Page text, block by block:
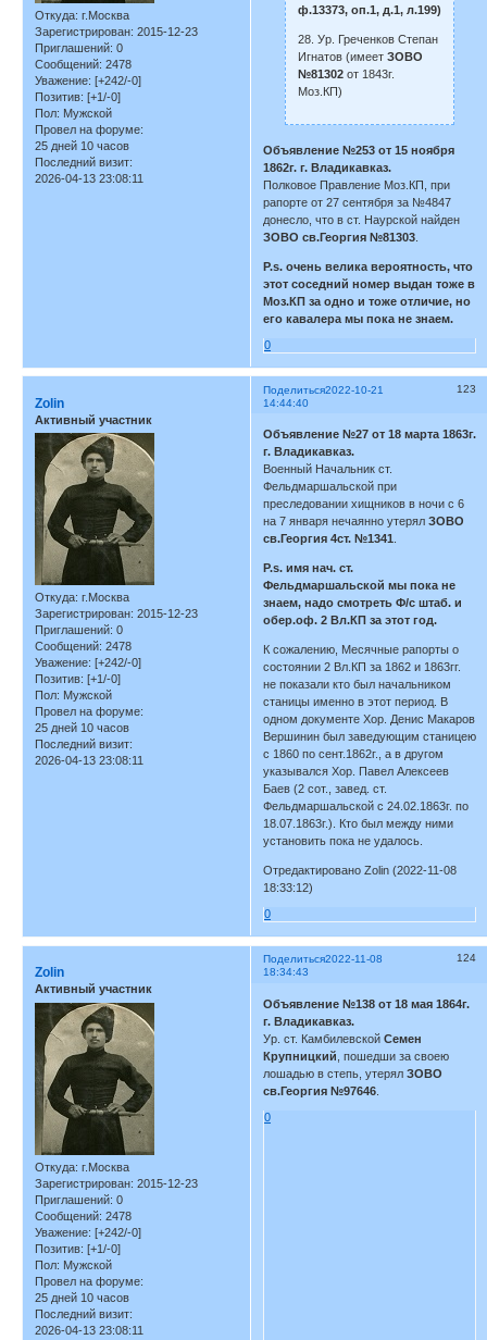
Откуда: г.Москва
Зарегистрирован: 2015-12-23
Приглашений: 0
Сообщений: 2478
Уважение: [+242/-0]
Позитив: [+1/-0]
Пол: Мужской
Провел на форуме:
25 дней 10 часов
Последний визит:
2026-04-13 23:08:11
ф.13373, оп.1, д.1, л.199)
28. Ур. Греченков Степан
Игнатов (имеет ЗОВО
№81302от 1843г.
Моз.КП)
Объявление №253 от 15 ноября
1862г. г. Владикавказ.
Полковое Правление Моз.КП, при
рапорте от 27 сентября за №4847
донесло, что в ст. Наурской найден
ЗОВО св.Георгия №81303
P.s. очень велика вероятность, что
этот соседний номер выдан тоже в
Моз.КП за одно и тоже отличие, но
его кавалера мы пока не знаем.
0
Поделиться 123
2022-10-21
14:44:40
Zolin
Активный участник
Откуда: г.Москва
Зарегистрирован: 2015-12-23
Приглашений: 0
Сообщений: 2478
Уважение: [+242/-0]
Позитив: [+1/-0]
Пол: Мужской
Провел на форуме:
25 дней 10 часов
Последний визит:
2026-04-13 23:08:11
Объявление №27 от 18 марта 1863г.
г. Владикавказ.
Военный Начальник ст.
Фельдмаршальской при
преследовании хищников в ночи с 6
на 7 января нечаянно утерялЗОВО
св.Георгия 4ст. №1341
P.s. имя нач. ст.
Фельдмаршальской мы пока не
знаем, надо смотреть Ф/с штаб. и
обер.оф. 2 Вл.КП за этот год.
К сожалению, Месячные рапорты о
состоянии 2 Вл.КП за 1862 и 1863гг.
не показали кто был начальником
станицы именно в этот период. В
одном документе Хор. Денис Макаров
Вершинин был заведующим станицею
с 1860 по сент.1862г., а в другом
указывался Хор. Павел Алексеев
Баев (2 сот., завед. ст.
Фельдмаршальской с 24.02.1863г. по
18.07.1863г.). Кто был между ними
установить пока не удалось.
Отредактировано Zolin (2022-11-08
18:33:12)
0
Поделиться 124
2022-11-08
18:34:43
Zolin
Активный участник
Откуда: г.Москва
Зарегистрирован: 2015-12-23
Приглашений: 0
Сообщений: 2478
Уважение: [+242/-0]
Позитив: [+1/-0]
Пол: Мужской
Провел на форуме:
25 дней 10 часов
Последний визит:
2026-04-13 23:08:11
Объявление №138 от 18 мая 1864г.
г. Владикавказ.
Ур. ст. КамбилевскойСемен
Крупницкий , пошедши за своею
лошадью в степь, утерялЗОВО
св.Георгия №97646
0